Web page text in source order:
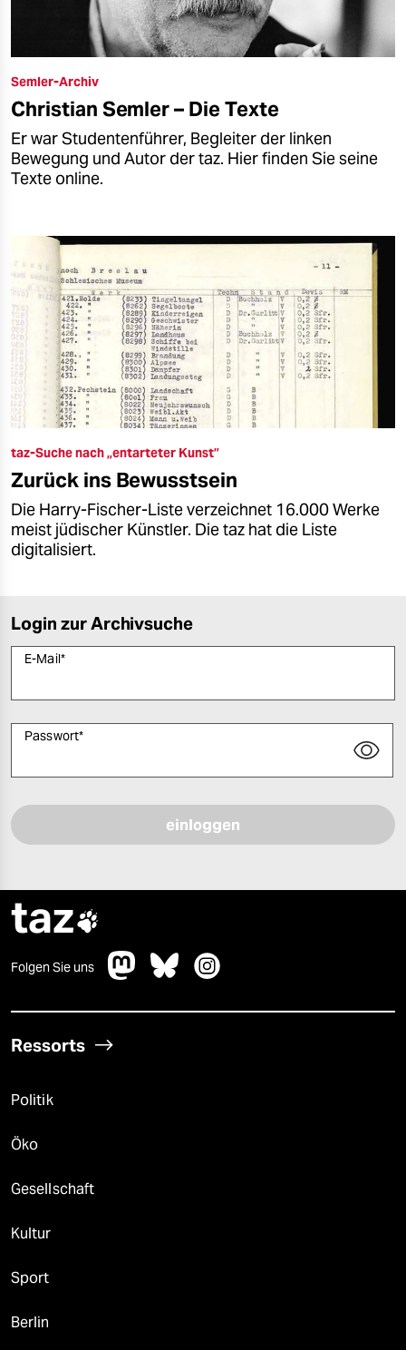
Semler-Archiv
Christian Semler – Die Texte
Er war Studentenführer, Begleiter der linken
Bewegung und Autor der taz. Hier finden Sie seine
Texte online.
taz-Suche nach „entarteter Kunst”
Zurück ins Bewusstsein
Die Harry-Fischer-Liste verzeichnet 16.000 Werke
meist jüdischer Künstler. Die taz hat die Liste
digitalisiert.
Login zur Archivsuche
E-Mail*
Passwort*
taz
Folgen Sie uns
Ressorts
Politik
Öko
Gesellschaft
Kultur
Sport
Berlin